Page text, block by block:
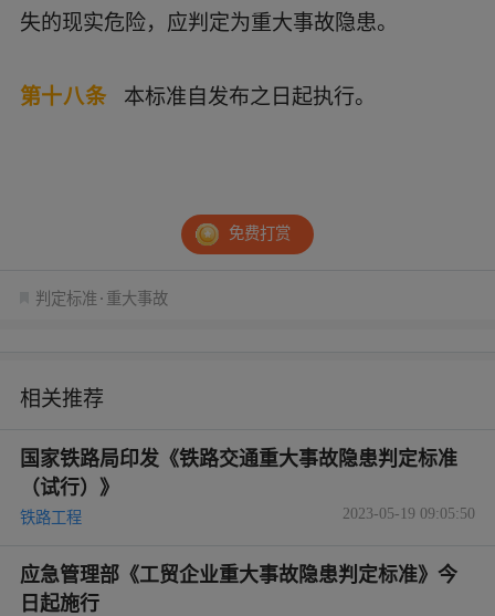
失的现实危险，应判定为重大事故隐患。
第十八条 本标准自发布之日起执行。
免费打赏
判定标准 重大事故
相关推荐
国家铁路局印发《铁路交通重大事故隐患判定标准
（试行）》
铁路工程 2023-05-19 09:05:50
应急管理部《工贸企业重大事故隐患判定标准》今
日起施行